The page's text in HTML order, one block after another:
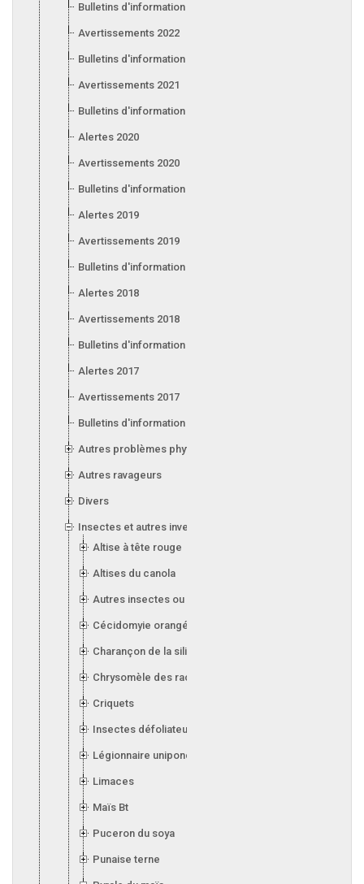
Bulletins d'information 2023
Avertissements 2022
Bulletins d'information 2022
Avertissements 2021
Bulletins d'information 2021
Alertes 2020
Avertissements 2020
Bulletins d'information 2020
Alertes 2019
Avertissements 2019
Bulletins d'information 2019
Alertes 2018
Avertissements 2018
Bulletins d'information 2018
Alertes 2017
Avertissements 2017
Bulletins d'information 2017
Autres problèmes phytosanitaires
Autres ravageurs
Divers
Insectes et autres invertébrés
Altise à tête rouge
Altises du canola
Autres insectes ou invertébrés
Cécidomyie orangée du blé
Charançon de la silique (canola)
Chrysomèle des racines du maïs
Criquets
Insectes défoliateurs (soya)
Légionnaire uniponctuée
Limaces
Maïs Bt
Puceron du soya
Punaise terne